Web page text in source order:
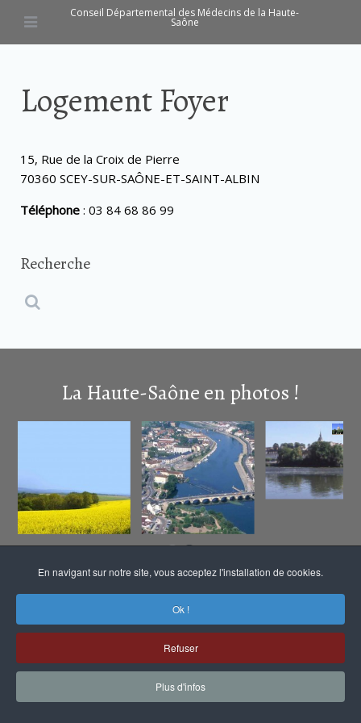
En navigant sur notre site, vous acceptez l'installation de cookies.
Ok !
Refuser
Plus d'infos
Conseil Départemental des Médecins de la Haute-
Saône
Logement Foyer
15, Rue de la Croix de Pierre
70360 SCEY-SUR-SAÔNE-ET-SAINT-ALBIN
Téléphone : 03 84 68 86 99
Recherche
La Haute-Saône en photos !
netizis agence digitale en Haute-Saône
Mentions légales